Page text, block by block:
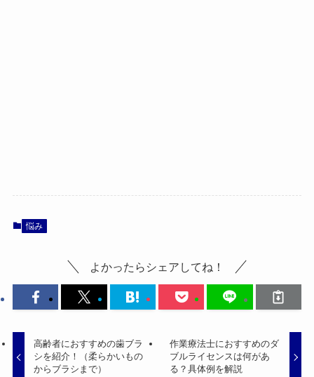
悩み
よかったらシェアしてね！
高齢者におすすめの歯ブラ
シを紹介！（柔らかいもの
からブラシまで）
作業療法士におすすめのダ
ブルライセンスは何があ
る？具体例を解説